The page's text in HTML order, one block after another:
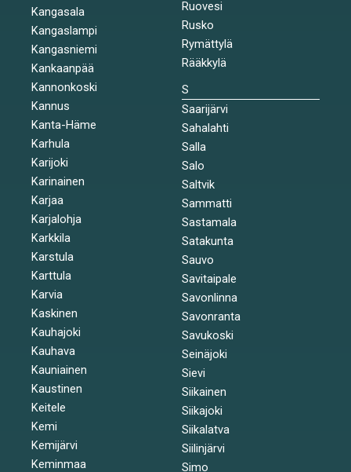
Kangasala
Kangaslampi
Kangasniemi
Kankaanpää
Kannonkoski
Kannus
Kanta-Häme
Karhula
Karijoki
Karinainen
Karjaa
Karjalohja
Karkkila
Karstula
Karttula
Karvia
Kaskinen
Kauhajoki
Kauhava
Kauniainen
Kaustinen
Keitele
Kemi
Kemijärvi
Keminmaa
Ruovesi
Rusko
Rymättylä
Rääkkylä
S
Saarijärvi
Sahalahti
Salla
Salo
Saltvik
Sammatti
Sastamala
Satakunta
Sauvo
Savitaipale
Savonlinna
Savonranta
Savukoski
Seinäjoki
Sievi
Siikainen
Siikajoki
Siikalatva
Siilinjärvi
Simo